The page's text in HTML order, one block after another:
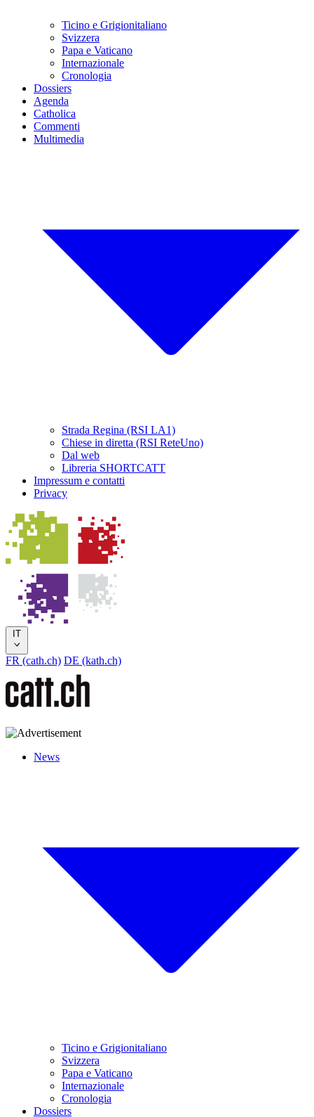
Ticino e Grigionitaliano
Svizzera
Papa e Vaticano
Internazionale
Cronologia
Dossiers
Agenda
Catholica
Commenti
Multimedia
Strada Regina (RSI LA1)
Chiese in diretta (RSI ReteUno)
Dal web
Libreria SHORTCATT
Impressum e contatti
Privacy
IT
FR (cath.ch) DE (kath.ch)
News
Ticino e Grigionitaliano
Svizzera
Papa e Vaticano
Internazionale
Cronologia
Dossiers